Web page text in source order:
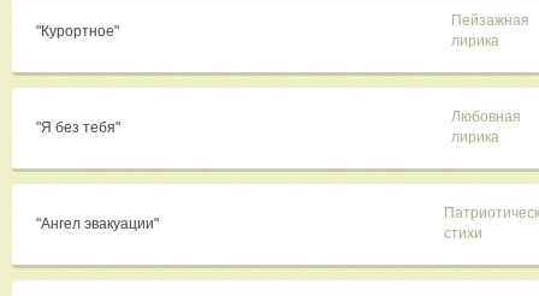
"Курортное"
Пейзажная
лирика
"Я без тебя"
Любовная
лирика
"Ангел эвакуации"
стихи